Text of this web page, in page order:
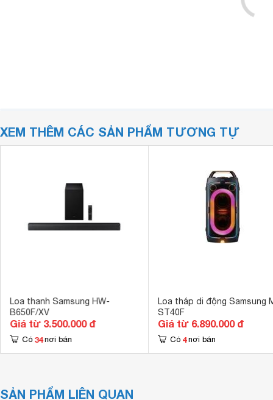
XEM THÊM CÁC SẢN PHẨM TƯƠNG TỰ
Loa thanh Samsung HW-
B650F/XV
Giá từ 3.500.000 đ
Có 34 nơi bán
Loa tháp di động Samsung
ST40F
Giá từ 6.890.000 đ
Có 4 nơi bán
SẢN PHẨM LIÊN QUAN